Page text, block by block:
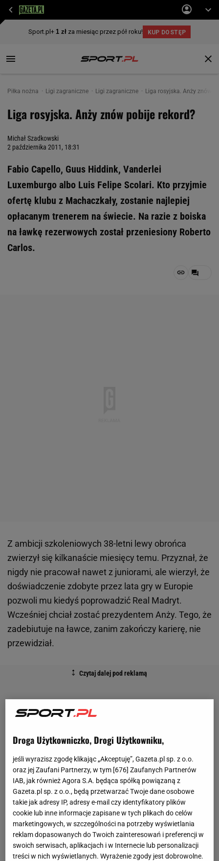
Piłka nożna Ligi zagraniczne Ligi zagraniczne Liga rosyjska. Anży znów
Liga rosyjska. Anży znów pobije rekord?
Michał Szadkowski
2 października 2011, 18:31
Fabio Capello, Guus Hiddink, Vanderlei
Luxemburgo albo Luis Felipe Scolari. Kto przyjmie
ofertę klubu z Machaczkały, zostanie najlepiej
opłacanym trenerem na świecie. Na razie z boiska
na ławkę rezerwowych został przeniesiony Roberto
Carlos.
Z ambicji szkoleniowych 38-letni lewy obrońca
zwierzył się kilkanaście miesięcy temu. Przyznał, że
nigdy nie pracował nawet z juniorami, ale wierzył, że
doświadczenie zdobyte przez lata gry w Europie
pozwoli mu kiedyś poprowadzić Real Madryt.
Wcześniej chciał zostać prezydentem Anży. Tego, że
zadebiutuje na ławce, zanim zakończy karierę, nie
przewidział.
Droga Użytkowniczko, Drogi Użytkowniku,
jeśli wyrazisz zgodę klikając „Akceptuję”, Gazeta.pl sp. z o.o.
oraz jej Zaufani Partnerzy, w tym [676] Zaufanych Partnerów
IAB, jak również Agora S.A. będąca spółką powiązaną z
Gazeta.pl sp. z o.o., będą przetwarzać Twoje dane osobowe
takie jak adresy IP, adresy e-mail czy identyfikatory plików
cookie lub inne informacje zapisane w tych plikach do celów
marketingowych, w szczególności na potrzeby wyświetlania
reklam dopasowanych do Twoich zainteresowań i preferencji w
swoich serwisach, aplikacjach i w Internecie lub personalizacji
treści w nich wyświetlanych. Wyrażenie zgody jest dobrowolne.